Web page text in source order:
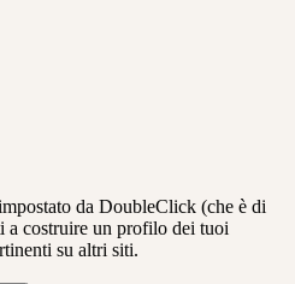
da DoubleClick (che è di
a costruire un profilo dei tuoi
su altri siti.